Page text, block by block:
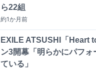
ら22組
約1か月前
EXILE ATSUSHI「Heart
ン3開幕「明らかにパフォ
ている」